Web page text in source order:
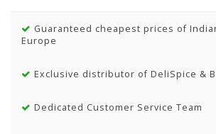
Guaranteed cheapest prices of
Europe
Exclusive distributor of DeliSpice &
Dedicated Customer Service Team